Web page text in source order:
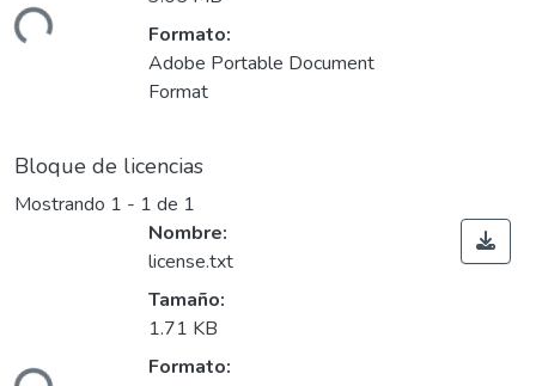
Formato:
Adobe Portable Document
Format
Bloque de licencias
Mostrando 1 - 1 de 1
Nombre:
license.txt
Tamaño:
1.71 KB
Formato: